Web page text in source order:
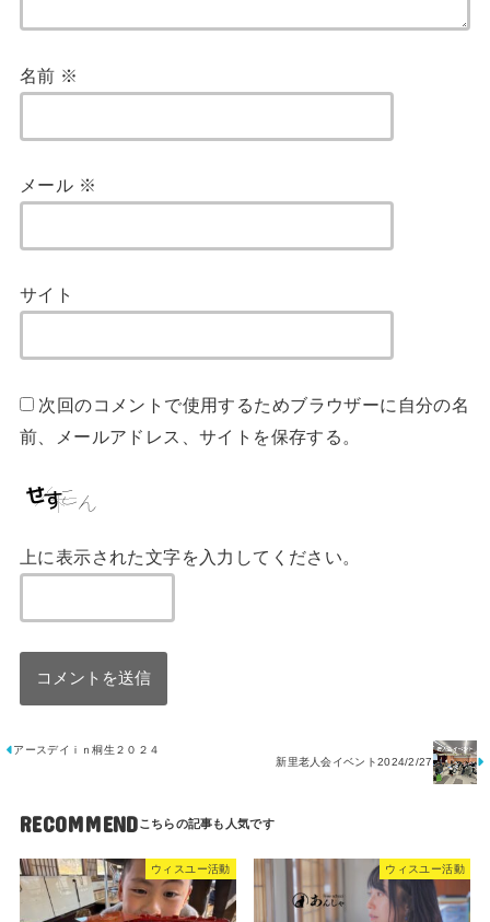
名前 ※
メール ※
サイト
次回のコメントで使用するためブラウザーに自分の名
前、メールアドレス、サイトを保存する。
上に表示された文字を入力してください。
アースデイｉｎ桐生２０２４
新里老人会イベント2024/2/27
RECOMMEND
ウィスユー活動 ウィスユー活動